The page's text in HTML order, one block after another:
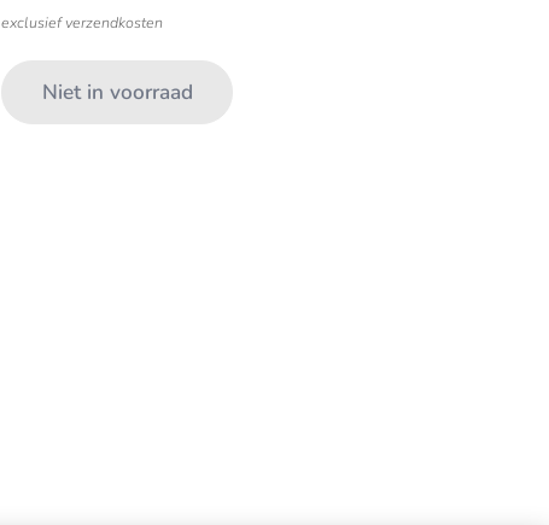
exclusief verzendkosten
Niet in voorraad